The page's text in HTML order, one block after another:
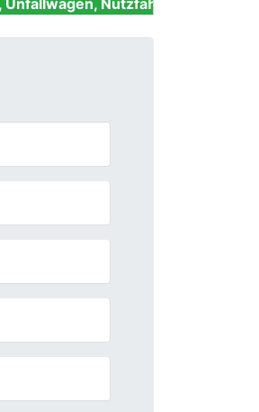
Nutzfahrzeuge und Oldtimer